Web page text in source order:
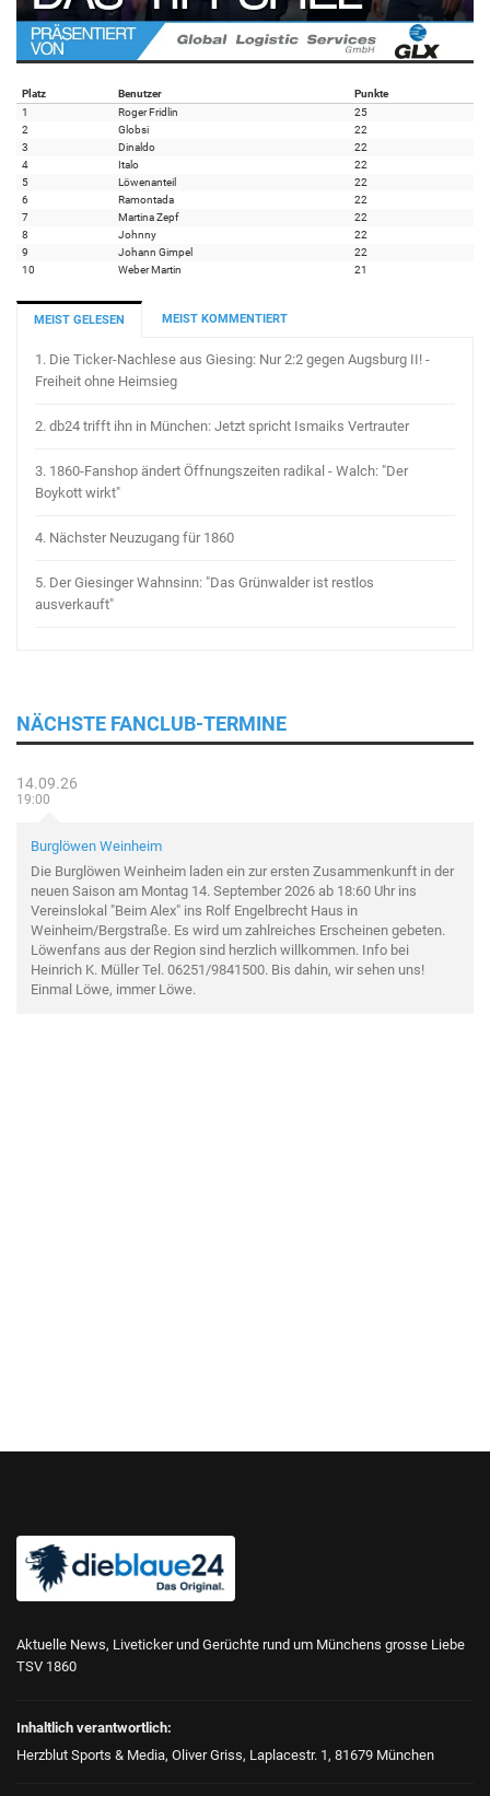
Platz Benutzer
Punkte
1
Roger Fridlin
25
2
Globsi
22
3
Dinaldo
22
4
Italo
22
5
Löwenanteil
22
6
Ramontada
22
7
Martina Zepf
22
8
Johnny
22
9
Johann Gimpel
22
10
Weber Martin 21
MEIST GELESEN MEIST KOMMENTIERT
1. Die Ticker-Nachlese aus Giesing: Nur 2:2 gegen Augsburg II! -
Freiheit ohne Heimsieg
2. db24 trifft ihn in München: Jetzt spricht Ismaiks Vertrauter
3. 1860-Fanshop ändert Öffnungszeiten radikal - Walch: "Der
Boykott wirkt"
4. Nächster Neuzugang für 1860
5. Der Giesinger Wahnsinn: "Das Grünwalder ist restlos
ausverkauft"
NÄCHSTE FANCLUB-TERMINE
14.09.26
19:00
Burglöwen Weinheim
Die Burglöwen Weinheim laden ein zur ersten Zusammenkunft in der
neuen Saison am Montag 14. September 2026 ab 18:60 Uhr ins
Vereinslokal "Beim Alex" ins Rolf Engelbrecht Haus in
Weinheim/Bergstraße. Es wird um zahlreiches Erscheinen gebeten.
Löwenfans aus der Region sind herzlich willkommen. Info bei
Heinrich K. Müller Tel. 06251/9841500. Bis dahin, wir sehen uns!
Einmal Löwe, immer Löwe.
Aktuelle News, Liveticker und Gerüchte rund um Münchens grosse Liebe
TSV 1860
Inhaltlich verantwortlich:
Herzblut Sports & Media, Oliver Griss, Laplacestr. 1, 81679 München